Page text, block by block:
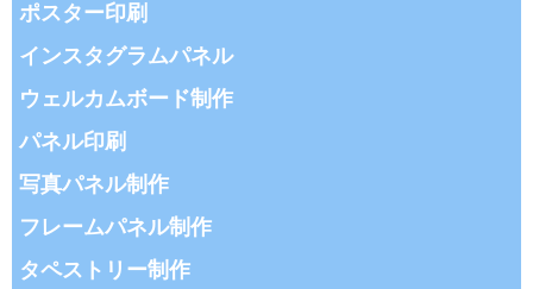
ポスター印刷
インスタグラムパネル
ウェルカムボード制作
パネル印刷
写真パネル制作
フレームパネル制作
タペストリー制作